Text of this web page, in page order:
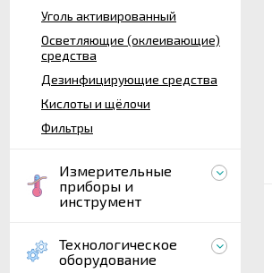
Уголь активированный
Осветляющие (оклеивающие)
средства
Дезинфицирующие средства
Кислоты и щёлочи
Фильтры
Измерительные
приборы и
инструмент
Технологическое
оборудование